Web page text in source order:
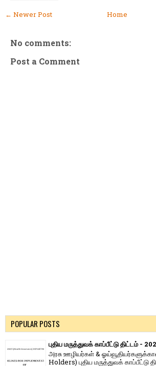
← Newer Post Home
No comments:
Post a Comment
POPULAR POSTS
புதிய மருத்துவக் காப்பீட்டு திட்டம் -
அரசு ஊழியர்கள் &
Holders) புதிய மருத்துவக்